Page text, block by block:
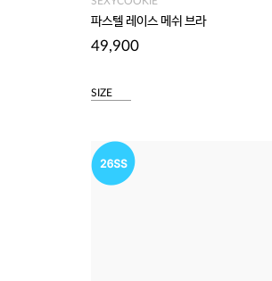
파스텔 레이스 메쉬 브라
49,900
SIZE